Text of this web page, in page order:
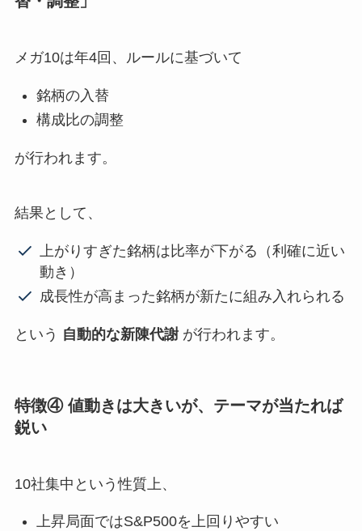
メガ10は年4回、ルールに基づいて
銘柄の入替
構成比の調整
が行われます。
結果として、
上がりすぎた銘柄は比率が下がる（利確に近い
動き）
成長性が高まった銘柄が新たに組み入れられる
という 自動的な新陳代謝が行われます。
特徴④ 値動きは大きいが、テーマが当たれば
鋭い
10社集中という性質上、
上昇局面ではS&P500を上回りやすい